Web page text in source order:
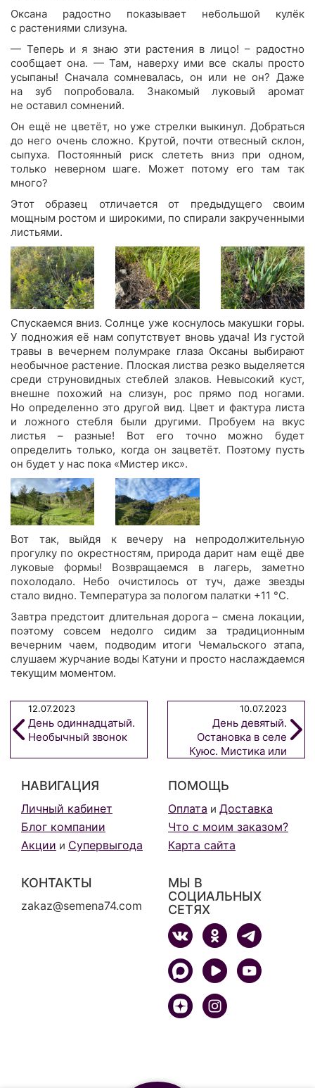
Оксана радостно показывает небольшой кулёк
с растениями слизуна.
— Теперь и я знаю эти растения в лицо! – радостно
сообщает она. — Там, наверху ими все скалы просто
усыпаны! Сначала сомневалась, он или не он? Даже
на зуб попробовала. Знакомый луковый аромат
не оставил сомнений.
Он ещё не цветёт, но уже стрелки выкинул. Добраться
до него очень сложно. Крутой, почти отвесный склон,
сыпуха. Постоянный риск слететь вниз при одном,
только неверном шаге. Может потому его там так
много?
Этот образец отличается от предыдущего своим
мощным ростом и широкими, по спирали закрученными
листьями.
Спускаемся вниз. Солнце уже коснулось макушки горы.
У подножия её нам сопутствует вновь удача! Из густой
травы в вечернем полумраке глаза Оксаны выбирают
необычное растение. Плоская листва резко выделяется
среди струновидных стеблей злаков. Невысокий куст,
внешне похожий на слизун, рос прямо под ногами.
Но определенно это другой вид. Цвет и фактура листа
и ложного стебля были другими. Пробуем на вкус
листья – разные! Вот его точно можно будет
определить только, когда он зацветёт. Поэтому пусть
он будет у нас пока «Мистер икс».
Вот так, выйдя к вечеру на непродолжительную
прогулку по окрестностям, природа дарит нам ещё две
луковые формы! Возвращаемся в лагерь, заметно
похолодало. Небо очистилось от туч, даже звезды
стало видно. Температура за пологом палатки +11 °С.
Завтра предстоит длительная дорога – смена локации,
поэтому совсем недолго сидим за традиционным
вечерним чаем, подводим итоги Чемальского этапа,
слушаем журчание воды Катуни и просто наслаждаемся
текущим моментом.
12.07.2023
День одиннадцатый.
Необычный звонок
10.07.2023
День девятый.
Остановка в селе
Куюс. Мистика или
НАВИГАЦИЯ
Личный кабинет
Блог компании
Акции и Супервыгода
ПОМОЩЬ
Оплата и Доставка
Что с моим заказом?
Карта сайта
КОНТАКТЫ
zakaz@semena74.com
МЫ В
СОЦИАЛЬНЫХ
СЕТЯХ